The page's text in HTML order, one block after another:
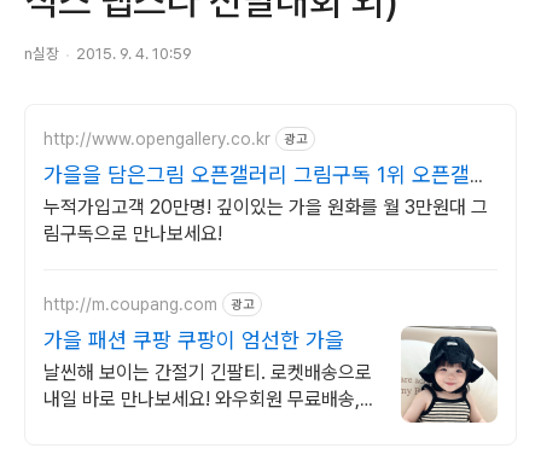
n실장 2015. 9. 4. 10:59
http://www.opengallery.co.kr 광고
가을을 담은그림 오픈갤러리 그림구독 1위 오픈갤러
리
누적가입고객 20만명! 깊이있는 가을 원화를 월 3만원대 그
림구독으로 만나보세요!
http://m.coupang.com 광고
가을 패션 쿠팡 쿠팡이 엄선한 가을
날씬해 보이는 간절기 긴팔티. 로켓배송으로
내일 바로 만나보세요! 와우회원 무료배송,